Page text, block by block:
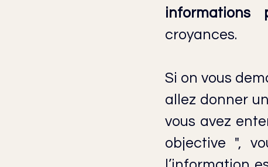
informations
croyances.
Si on vous
allez donner
vous avez
objective ",